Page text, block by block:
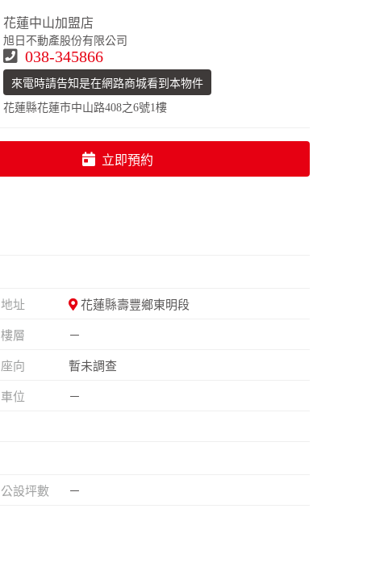
花蓮中山加盟店
旭日不動產股份有限公司
038-345866
來電時請告知是在網路商城看到本物件
花蓮縣花蓮市中山路408之6號1樓
立即預約
地址 花蓮縣壽豐鄉東明段
樓層 －
座向 暫未調查
車位 －
公設坪數 －